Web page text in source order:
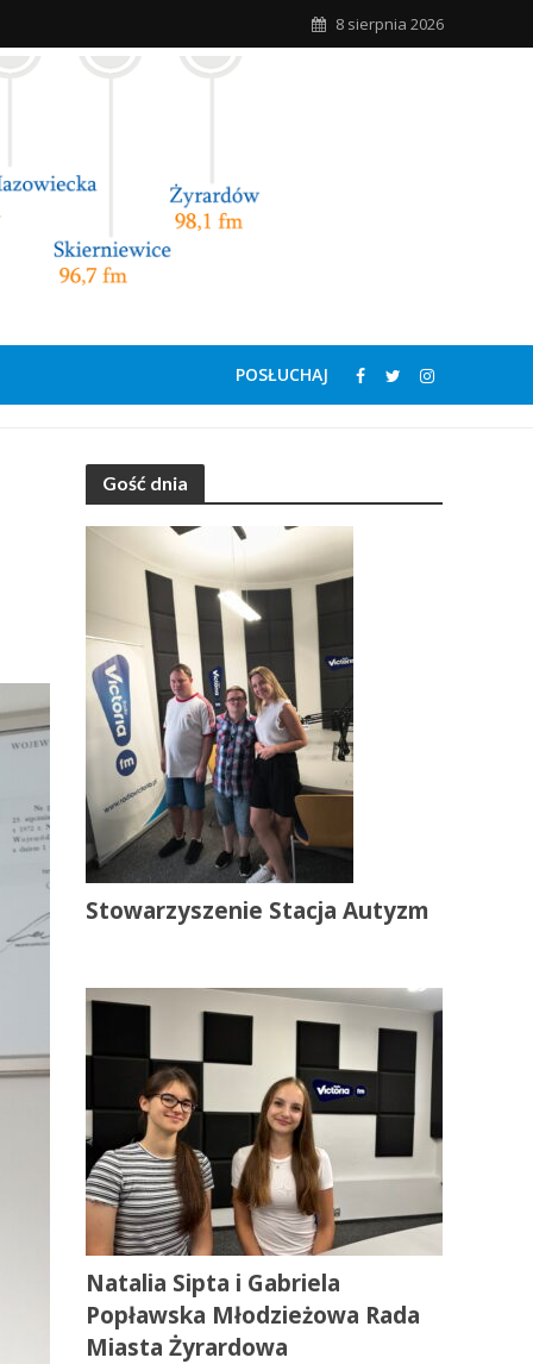
8 sierpnia 2026
POSŁUCHAJ
Gość dnia
Stowarzyszenie Stacja Autyzm
Natalia Sipta i Gabriela
Popławska Młodzieżowa Rada
Miasta Żyrardowa